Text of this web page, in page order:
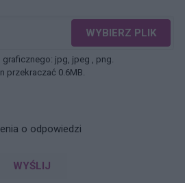
WYBIERZ PLIK
jpg, jpeg , png.
przekraczać 0.6MB.
o odpowiedzi
WYŚLIJ